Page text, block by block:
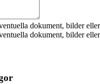
dokument, bilder
dokument, bilder